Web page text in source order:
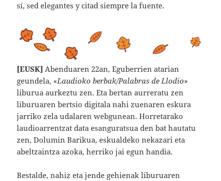
sí, sed elegantes y citad siempre la fuente.
[EUSK] Abenduaren 22an, Eguberrien atarian
geundela, «Laudioko berbak/Palabras de Llodio»
liburua aurkeztu zen. Eta bertan aurreratu zen
liburuaren bertsio digitala nahi zuenaren eskura
jarriko zela udalaren webgunean. Horretarako
laudioarrentzat data esanguratsua den bat hautatu
zen, Dolumin Barikua, eskualdeko nekazari eta
abeltzaintza azoka, herriko jai egun handia.
Bestalde, nahiz eta jende gehienak liburuaren